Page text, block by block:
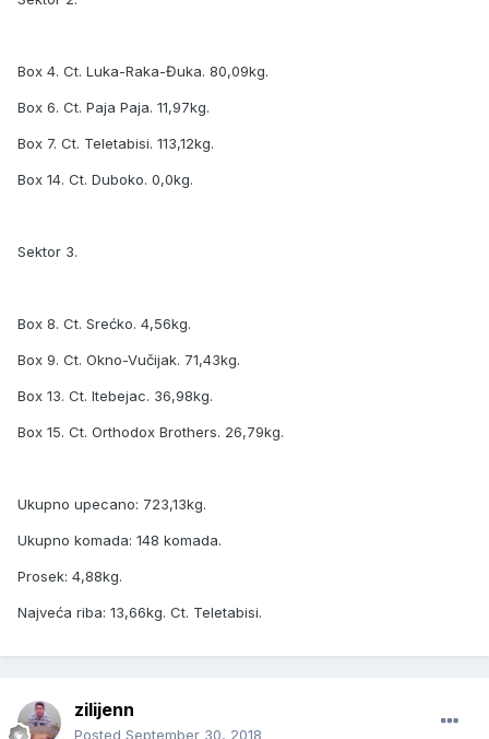
Box 4. Ct. Luka-Raka-Đuka. 80,09kg.
Box 6. Ct. Paja Paja. 11,97kg.
Box 7. Ct. Teletabisi. 113,12kg.
Box 14. Ct. Duboko. 0,0kg.
Sektor 3.
Box 8. Ct. Srećko. 4,56kg.
Box 9. Ct. Okno-Vučijak. 71,43kg.
Box 13. Ct. Itebejac. 36,98kg.
Box 15. Ct. Orthodox Brothers. 26,79kg.
Ukupno upecano: 723,13kg.
Ukupno komada: 148 komada.
Prosek: 4,88kg.
Najveća riba: 13,66kg. Ct. Teletabisi.
zilijenn
Posted September 30, 2018